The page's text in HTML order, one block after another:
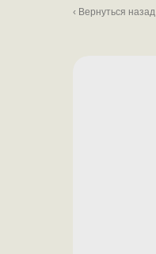
‹ Вернуться назад